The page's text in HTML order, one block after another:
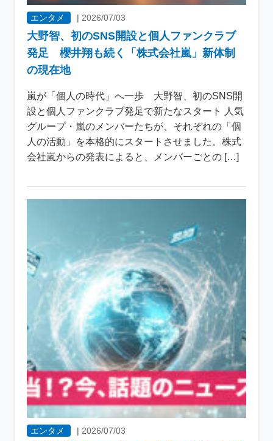
エンタメ | 2026/07/03
大野智、初のSNS開設と個人ファンクラブ
発足 櫻井翔も続く「株式会社嵐」新体制
の現在地
嵐が「個人の時代」へ一歩 大野智、初のSNS開
設と個人ファンクラブ発足で新たなスタート 人気
グループ・嵐のメンバーたちが、それぞれの「個
人の活動」を本格的にスタートさせました。株式
会社嵐からの発表によると、メンバーごとの […]
エンタメ | 2026/07/03